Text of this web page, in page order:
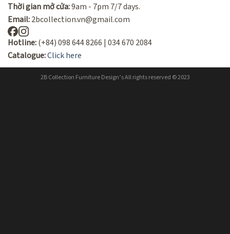
Thời gian mở cửa:9am - 7pm 7/7 days.
Email:2bcollection.vn@gmail.com
Hotline:(+84) 098 644 8266 | 034 670 2084
Catalogue:Click here
2B Collection Furniture Design’s All rights reserved © 2023